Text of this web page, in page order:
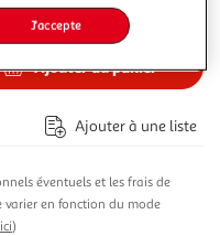
12,00€
Ajouter au panier
Ajouter à une liste
éventuels et les frais de
varier en fonction du mode
)
J'accepte